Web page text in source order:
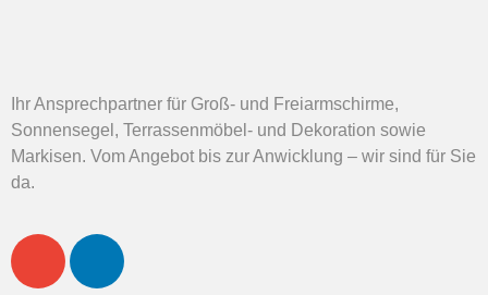
Ihr Ansprechpartner für Groß- und Freiarmschirme,
Sonnensegel, Terrassenmöbel- und Dekoration sowie
Markisen. Vom Angebot bis zur Anwicklung – wir sind für Sie
da.